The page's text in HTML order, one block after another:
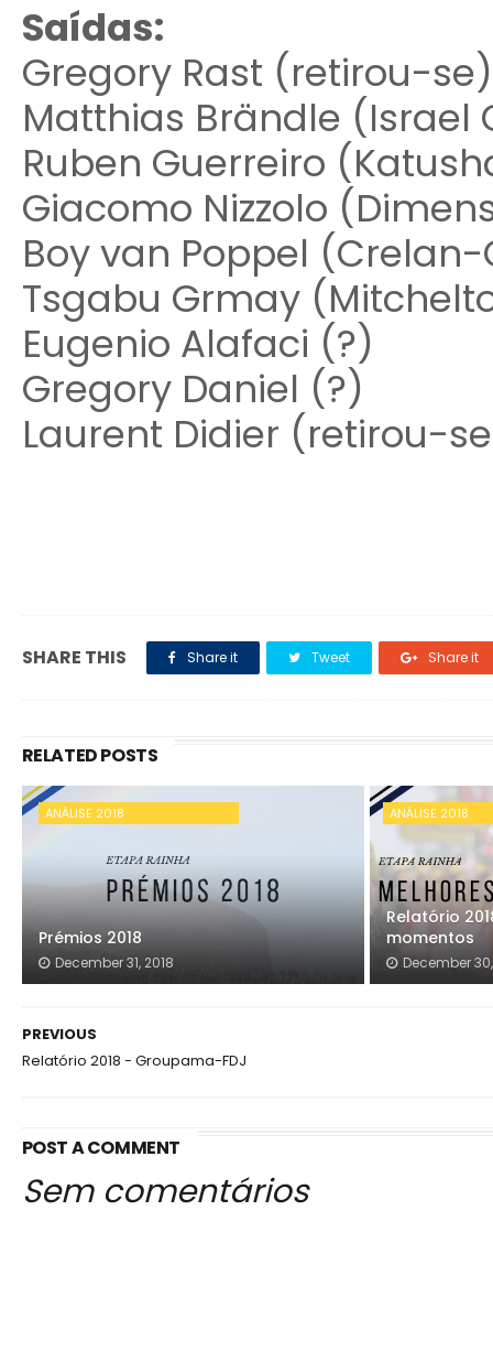
Saídas:
Gregory Rast (retirou-se)
Matthias Brändle (Israel
Ruben Guerreiro
Giacomo Nizzolo
Boy van Poppel
Tsgabu Grmay
Eugenio Alafaci (?)
Gregory Daniel (?)
Laurent Didier (retirou-
SHARE THIS Share it Tweet Share it
RELATED POSTS
ANÁLISE 2018
Prémios 2018
December 31, 2018
ANÁLISE 2018
Relatório
momentos
December
PREVIOUS
Relatório 2018 - Groupama-FDJ
POST A COMMENT
Sem comentários